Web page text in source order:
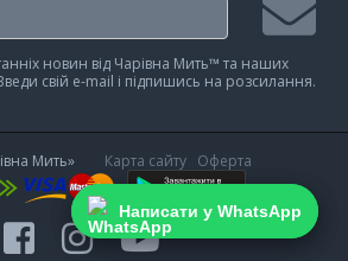
Написати у WhatsApp
Написати у WhatsApp
на
новин від Чарівна Мить™ та наших
свій e-mail і підпишись на розсилання.
Мить» Карта сайту Оферта